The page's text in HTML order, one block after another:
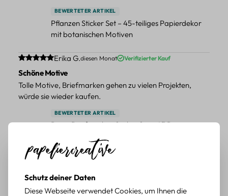
BEWERTETER ARTIKEL
Pflanzen Sticker Set – 45-teiliges Papierdekor
mit botanischen Motiven
Durchschnittliche Bewertung von 5 von 5 Sternen
Erika G.diesen Monat Verifizierter Kauf
Schöne Motive
Tolle Motive, Briefmarken gehen zu vielen Projekten,
würde sie wieder kaufen.
BEWERTETER ARTIKEL
Retro Briefmarken Sticker Set – 45 Papier-
Durchschnittliche Bewertung von 5 von 5 Sternen
Erika G. diesen Monat
Schöne Motive
Die Sticker passen gut zu meinen Büchern, würde sie
Schutz deiner Daten
Diese Webseite verwendet Cookies, um Ihnen die